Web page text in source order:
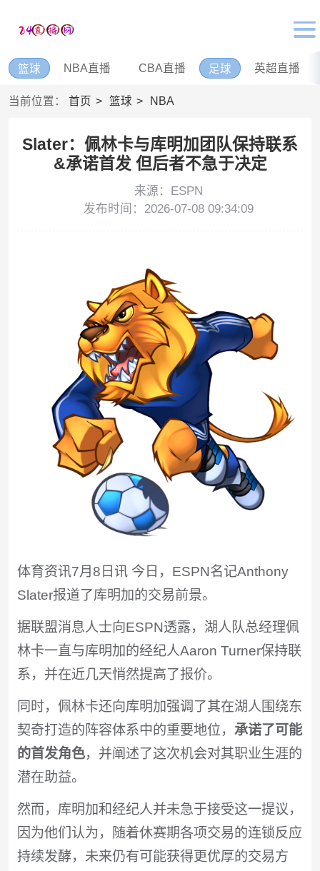
篮球 NBA直播 CBA直播 足球 英超直播
当前位置： 首页 篮球 NBA
Slater：佩林卡与库明加团队保持联系
&承诺首发 但后者不急于决定
来源：ESPN
发布时间：2026-07-08 09:34:09
体育资讯7月8日讯 今日，ESPN名记Anthony
Slater报道了库明加的交易前景。
据联盟消息人士向ESPN透露，湖人队总经理佩
林卡一直与库明加的经纪人Aaron Turner保持联
系，并在近几天悄然提高了报价。
同时，佩林卡还向库明加强调了其在湖人围绕东
契奇打造的阵容体系中的重要地位， 承诺了可能
的首发角色，并阐述了这次机会对其职业生涯的
潜在助益。
然而，库明加和经纪人并未急于接受这一提议，
因为他们认为，随着休赛期各项交易的连锁反应
持续发酵，未来仍有可能获得更优厚的交易方